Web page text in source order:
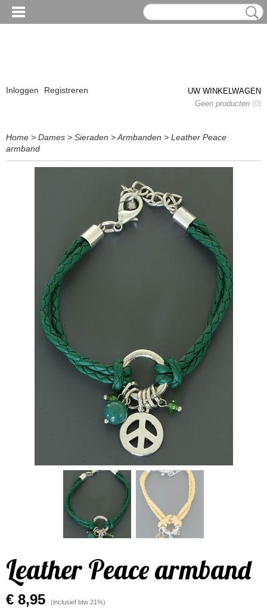
Inloggen Registreren
UW WINKELWAGEN
Geen producten (0)
Home > Dames > Sieraden >Armbanden > Leather Peace
armband
Leather Peace armband
€ 8,95 (inclusief btw 21%)